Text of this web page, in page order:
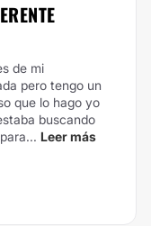
de mi
pero tengo un
que lo hago yo
buscando
Leer más